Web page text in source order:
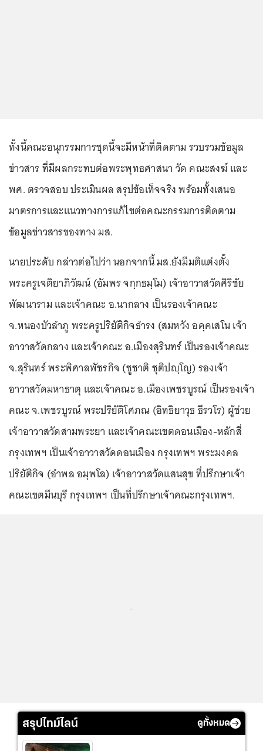
ทั้งนี้คณะอนุกรรมการชุดนี้จะมีหน้าที่ติดตาม รวบรวมข้อมูล
ข่าวสาร ที่มีผลกระทบต่อพระพุทธศาสนา วัด คณะสงฆ์ และ
พศ. ตรวจสอบ ประเมินผล สรุปข้อเท็จจริง พร้อมทั้งเสนอ
มาตรการและแนวทางการแก้ไขต่อคณะกรรมการติดตาม
ข้อมูลข่าวสารของทาง มส.
นายประดับ กล่าวต่อไปว่า นอกจากนี้ มส.ยังมีมติแต่งตั้ง
พระครูเจติยาภิวัฒน์ (อัมพร จกฺกธมฺโม) เจ้าอาวาสวัดศิริชัย
พัฒนาราม และเจ้าคณะ อ.นากลาง เป็นรองเจ้าคณะ
จ.หนองบัวลำภู พระครูปริยัติกิจธำรง (สมหวัง อคฺคเสโน เจ้า
อาวาสวัดกลาง และเจ้าคณะ อ.เมืองสุรินทร์ เป็นรองเจ้าคณะ
จ.สุรินทร์ พระพิศาลพัชรกิจ (ชูชาติ ชุติปญฺโญ) รองเจ้า
อาวาสวัดมหาธาตุ และเจ้าคณะ อ.เมืองเพชรบูรณ์ เป็นรองเจ้า
คณะ จ.เพชรบูรณ์ พระปริยัติโศภณ (อิทธิยาวุธ ธีรวโร) ผู้ช่วย
เจ้าอาวาสวัดสามพระยา และเจ้าคณะเขตดอนเมือง-หลักสี่
กรุงเทพฯ เป็นเจ้าอาวาสวัดดอนเมือง กรุงเทพฯ พระมงคล
ปริยัติกิจ (อำพล อมฺพโล) เจ้าอาวาสวัดแสนสุข ที่ปรึกษาเจ้า
คณะเขตมีนบุรี กรุงเทพฯ เป็นที่ปรึกษาเจ้าคณะกรุงเทพฯ.
สรุปไทม์ไลน์ ดูทั้งหมด